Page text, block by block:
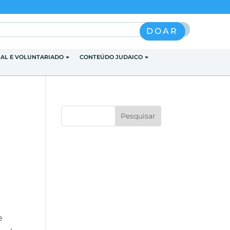
Pesquisar
DOAR
E VOLUNTARIADO
CONTEÚDO JUDAICO